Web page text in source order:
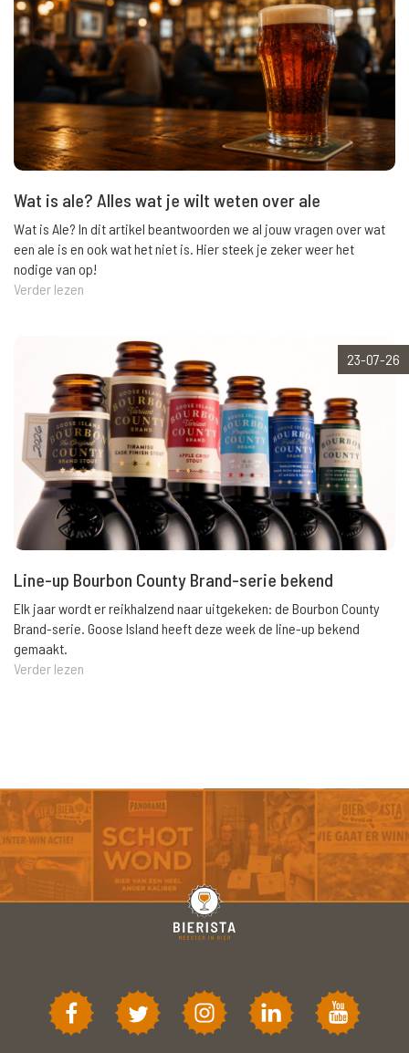
Wat is ale? Alles wat je wilt weten over ale
Wat is Ale? In dit artikel beantwoorden we al jouw vragen over wat
een ale is en ook wat het niet is. Hier steek je zeker weer het
nodige van op!
Verder lezen
23-07-26
Line-up Bourbon County Brand-serie bekend
Elk jaar wordt er reikhalzend naar uitgekeken: de Bourbon County
Brand-serie. Goose Island heeft deze week de line-up bekend
gemaakt.
Verder lezen